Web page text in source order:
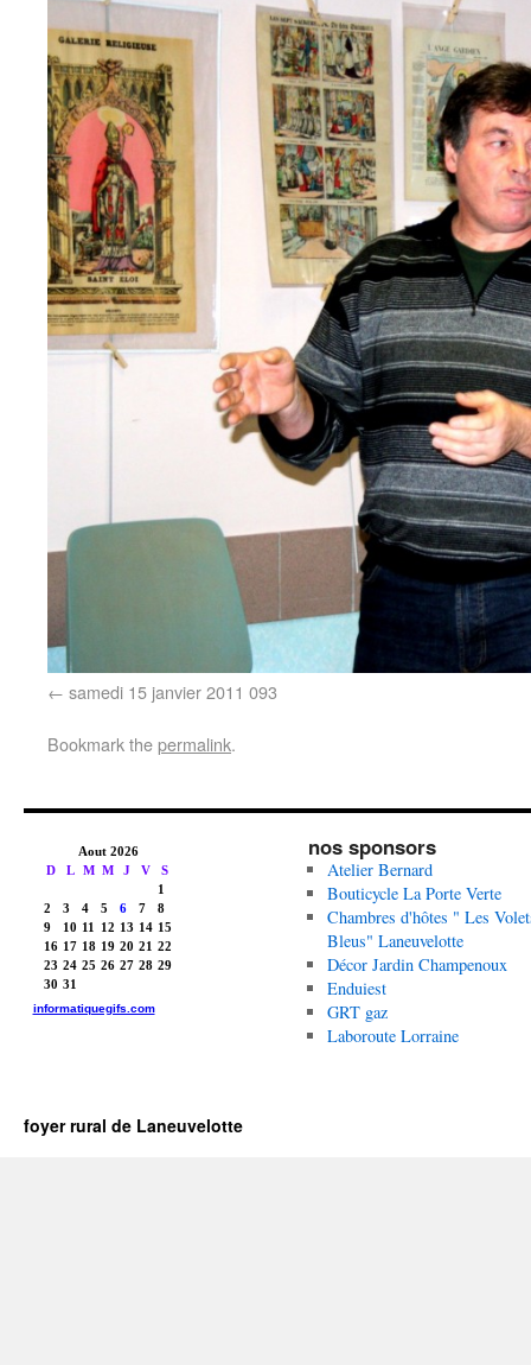
samedi 15 janvier 2011 093
Bookmark thepermalink.
nos sponsors
Atelier Bernard
Bouticycle La Porte Verte
Chambres d'hôtes " Les
Bleus" Laneuvelotte
Décor Jardin Champenoux
Enduiest
GRT gaz
Laboroute Lorraine
foyer rural de Laneuvelotte